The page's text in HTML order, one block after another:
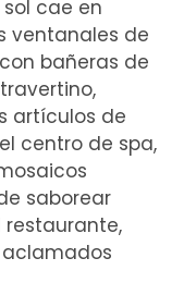
cae en
ventanales de
bañeras de
artículos de
centro de spa,
saborear
restaurante,